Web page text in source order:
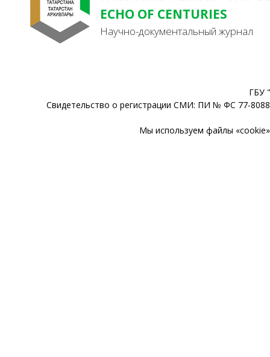
ECHO OF CENTURIES
Научно-документальный журнал
ГБУ
Свидетельство о регистрации СМИ: ПИ № ФС 77-
Мы используем файлы «cookie»